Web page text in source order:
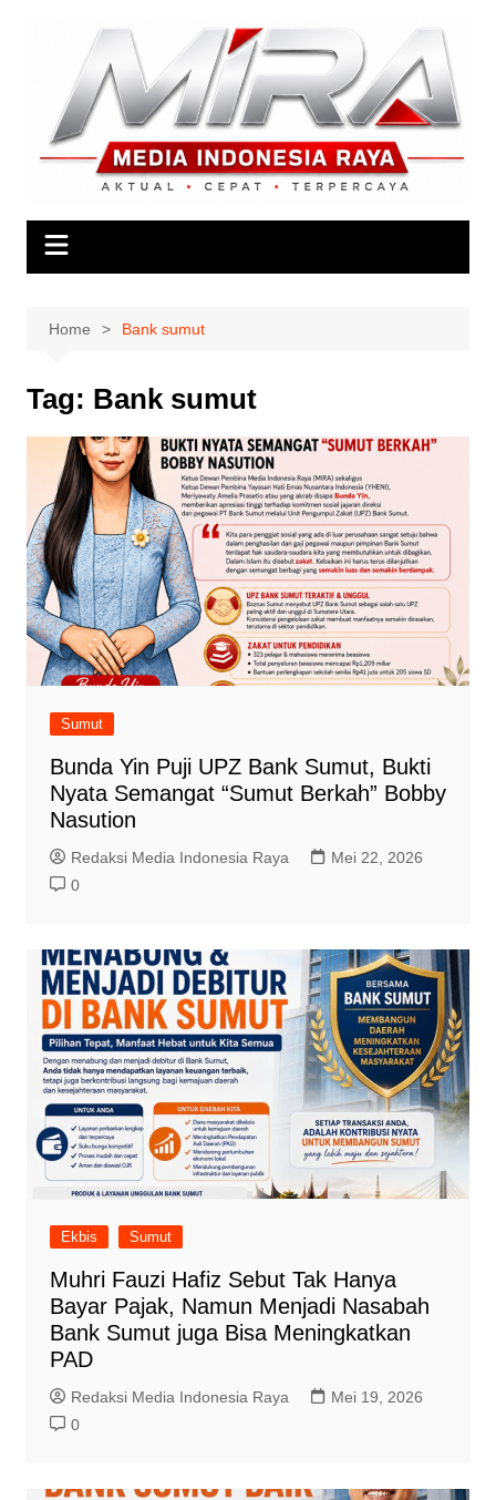
Home Bank sumut
Tag: Bank sumut
Sumut
Bunda Yin Puji UPZ Bank Sumut, Bukti
Nyata Semangat “Sumut Berkah” Bobby
Nasution
Redaksi Media Indonesia Raya
Mei 22, 2026
0
Ekbis Sumut
Muhri Fauzi Hafiz Sebut Tak Hanya
Bayar Pajak, Namun Menjadi Nasabah
Bank Sumut juga Bisa Meningkatkan
PAD
Redaksi Media Indonesia Raya
Mei 19, 2026
0